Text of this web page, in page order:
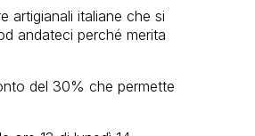
artigianali italiane che si
andateci perché merita
del 30% che permette